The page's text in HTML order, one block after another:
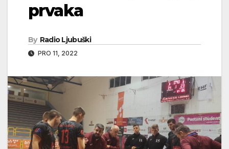
prvaka
By Radio Ljubuški
PRO 11, 2022